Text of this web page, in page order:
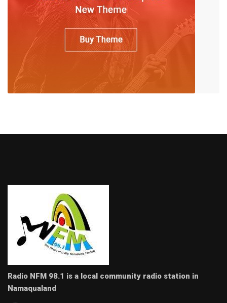
Radio NFM 98.1 is a local community radio station in
Namaqualand